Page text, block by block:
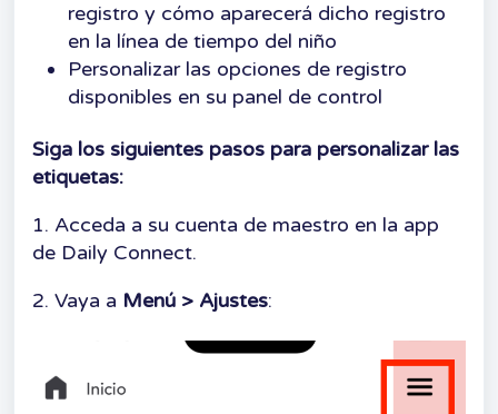
registro y cómo aparecerá dicho registro
en la línea de tiempo del niño
Personalizar las opciones de registro
disponibles en su panel de control
Siga los siguientes pasos para personalizar las
etiquetas:
1. Acceda a su cuenta de maestro en la app
de Daily Connect.
2. Vaya a Menú > Ajustes: